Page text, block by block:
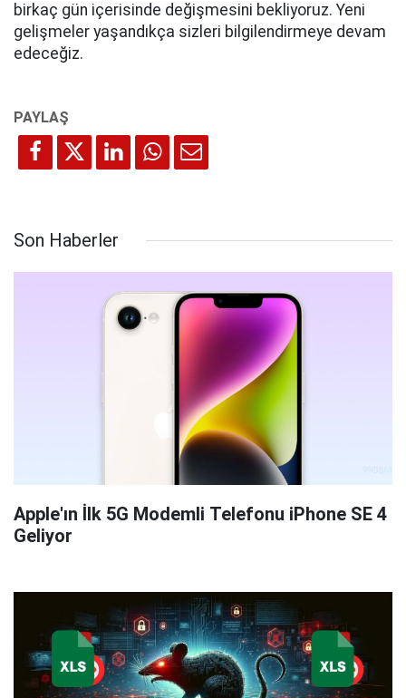
birkaç gün içerisinde değişmesini bekliyoruz. Yeni
gelişmeler yaşandıkça sizleri bilgilendirmeye devam
edeceğiz.
Son Haberler
Apple'ın İlk 5G Modemli Telefonu iPhone SE 4
Geliyor